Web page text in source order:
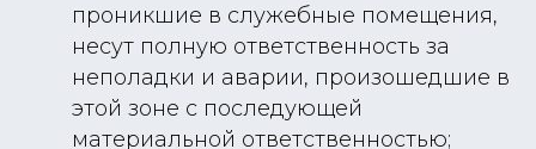
проникшие в служебные помещения,
несут полную ответственность за
неполадки и аварии, произошедшие в
этой зоне с последующей
материальной ответственностью;